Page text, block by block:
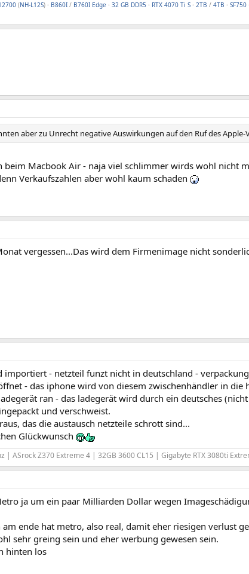
(NH-L12S) · B860I / B760I Edge · 32 GB DDR5 · RTX 4070 Ti S · 2TB / 4TB · SF750 ·
aber zu Unrecht negative Auswirkungen auf den Ruf des
beim Macbook Air - naja viel schlimmer wirds wohl nicht
Verkaufszahlen aber wohl kaum schaden
vergessen...Das wird dem Firmenimage nicht
importiert - netzteil funzt nicht in deutschland -
- das iphone wird von diesem zwischenhändler in
ran - das ladegerät wird durch ein deutsches
und verschweist.
das die austausch netzteile schrott sind...
Glückwunsch
| ASrock Z370 Extreme 4 | 32GB 3600 CL15 | Gigabyte RTX 3080ti
ja um ein paar Milliarden Dollar wegen
ende hat metro, also real, damit eher riesigen verlust
sehr greing sein und eher werbung gewesen sein.
hinten los